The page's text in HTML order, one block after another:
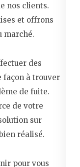
nos clients.
et offrons
marché.
des
façon à trouver
de fuite.
de votre
sur
réalisé.
pour vous